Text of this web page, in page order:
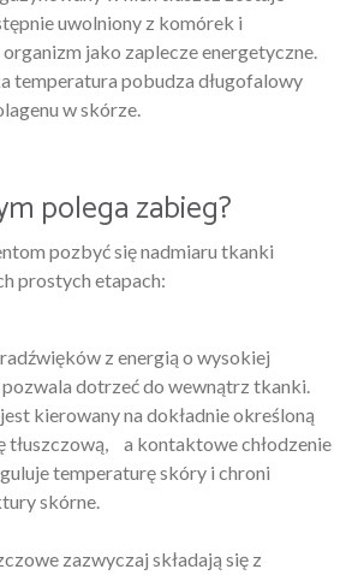
uwolniony z komórek i
jako zaplecze energetyczne.
temperatura pobudza długofalowy
w skórze.
polega zabieg?
pozbyć się nadmiaru tkanki
prostych etapach:
z energią o wysokiej
dotrzeć do wewnątrz tkanki.
kierowany na dokładnie określoną
tłuszczową, a kontaktowe chłodzenie
temperaturę skóry i chroni
skórne.
zazwyczaj składają się z